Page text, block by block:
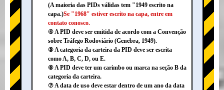
(A maioria das PIDs válidas tem "1949 escrito na
capa.)Se "1968" estiver escrito na capa, entre em
contato conosco.
④ A PID deve ser emitida de acordo com a Convenção
sobre Tráfego Rodoviário (Genebra, 1949).
⑤ A categoria da carteira da PID deve ser escrita
como A, B, C, D, ou E.
⑥ A PID deve ter um carimbo ou marca na seção B da
categoria da carteira.
⑦ A data de uso deve estar dentro de um ano da data